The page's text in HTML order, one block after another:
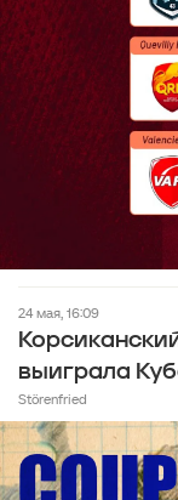
24 мая, 16:09
выиграла
Störenfried